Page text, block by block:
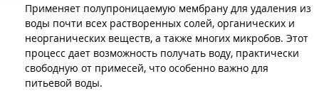
Применяет полупроницаемую мембрану для удаления из
воды почти всех растворенных солей, органических и
неорганических веществ, а также многих микробов. Этот
процесс дает возможность получать воду, практически
свободную от примесей, что особенно важно для
питьевой воды.